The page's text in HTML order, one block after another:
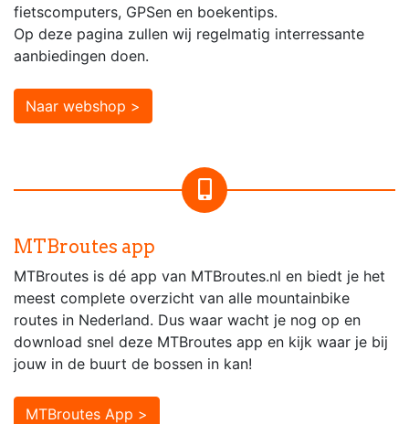
fietscomputers, GPSen en boekentips.
Op deze pagina zullen wij regelmatig interressante
aanbiedingen doen.
Naar webshop >
MTBroutes app
MTBroutes is dé app van MTBroutes.nl en biedt je het
meest complete overzicht van alle mountainbike
routes in Nederland. Dus waar wacht je nog op en
download snel deze MTBroutes app en kijk waar je bij
jouw in de buurt de bossen in kan!
MTBroutes App >